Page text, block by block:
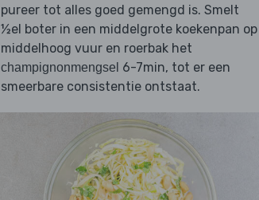
pureer tot alles goed gemengd is. Smelt
½el boter in een middelgrote koekenpan op
middelhoog vuur en roerbak het
champignonmengsel 6-7min, tot er een
smeerbare consistentie ontstaat.